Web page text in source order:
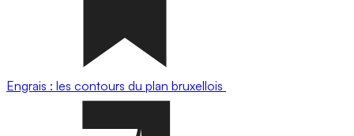
Engrais : les contours du plan bruxellois